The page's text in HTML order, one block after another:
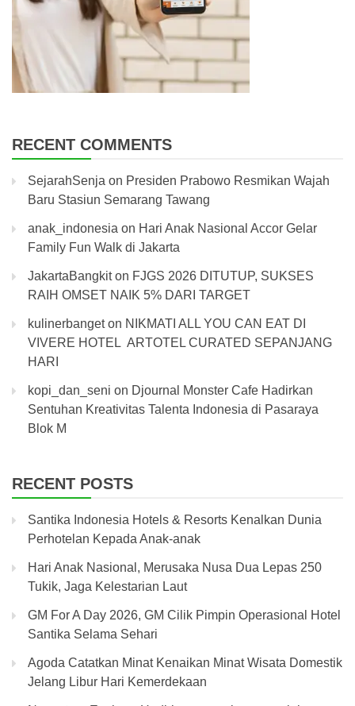
RECENT COMMENTS
SejarahSenja on Presiden Prabowo Resmikan Wajah
Baru Stasiun Semarang Tawang
anak_indonesia on Hari Anak Nasional Accor Gelar
Family Fun Walk di Jakarta
JakartaBangkiton FJGS 2026 DITUTUP, SUKSES
RAIH OMSET NAIK 5% DARI TARGET
kulinerbangeton NIKMATI ALL YOU CAN EAT DI
VIVERE HOTEL ARTOTEL CURATED SEPANJANG
HARI
kopi_dan_seni on Djournal Monster Cafe Hadirkan
Sentuhan Kreativitas Talenta Indonesia di Pasaraya
Blok M
RECENT POSTS
Santika Indonesia Hotels & Resorts Kenalkan Dunia
Perhotelan Kepada Anak-anak
Hari Anak Nasional, Merusaka Nusa Dua Lepas 250
Tukik, Jaga Kelestarian Laut
GM For A Day 2026, GM Cilik Pimpin Operasional Hotel
Santika Selama Sehari
Agoda Catatkan Minat Kenaikan Minat Wisata Domestik
Jelang Libur Hari Kemerdekaan